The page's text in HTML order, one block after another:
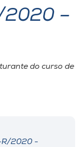
2020 –
do curso de
R/2020 -